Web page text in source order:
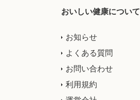
おいしい健康について
お知らせ
よくある質問
お問い合わせ
利用規約